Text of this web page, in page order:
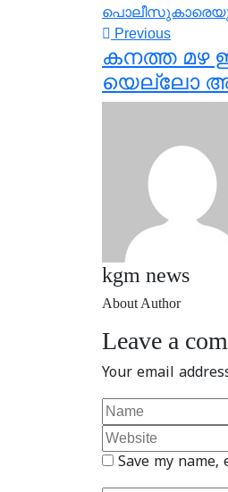
Previous
കനത്ത മഴ
യെല്ലോ
kgm news
About Author
Leave a
Your email
Save my